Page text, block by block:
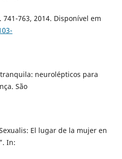
741-763, 2014. Disponível em
neurolépticos para
São
El lugar de la mujer en
In: